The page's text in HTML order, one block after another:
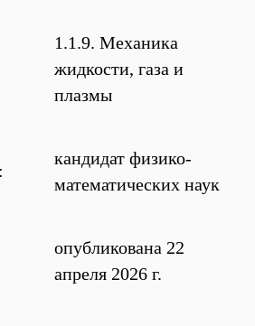
1.1.9. Механика
жидкости, газа и
плазмы
кандидат физико-
математических наук
опубликована 22
апреля 2026 г.